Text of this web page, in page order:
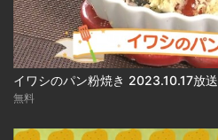
イワシのパン粉焼き 2023.10.17放送
無料